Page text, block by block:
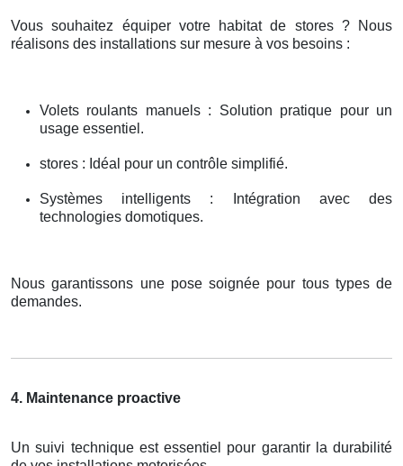
Vous souhaitez équiper votre habitat de stores ? Nous
réalisons des installations sur mesure à vos besoins :
Volets roulants manuels : Solution pratique pour un
usage essentiel.
stores : Idéal pour un contrôle simplifié.
Systèmes intelligents : Intégration avec des
technologies domotiques.
Nous garantissons une pose soignée pour tous types de
demandes.
4. Maintenance proactive
Un suivi technique est essentiel pour garantir la durabilité